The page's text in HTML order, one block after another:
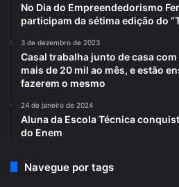
No Dia do Empreendedorismo
participam da sétima edição do
3 de dezembro de 2023
Casal trabalha junto de casa
mais de 20 mil ao mês, e estão
fazerem o mesmo
24 de janeiro de 2024
Aluna da Escola Técnica
do Enem
Navegue por tags